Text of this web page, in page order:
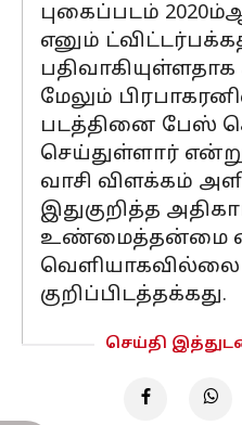
புகைப்படம்
எனும்
மேலும்
படத்தினை பேஸ்
செய்துள்ளார்
வாசி விளக்கம்
இதுகுறித்த
உண்மைத்தன்மை
வெளியாகவில்லை
குறிப்பிடத்தக்கது.
செய்தி